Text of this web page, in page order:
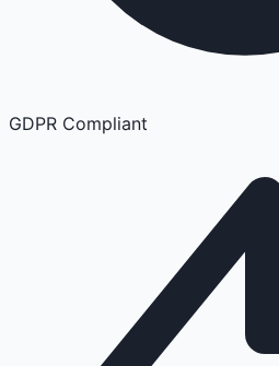
GDPR Compliant